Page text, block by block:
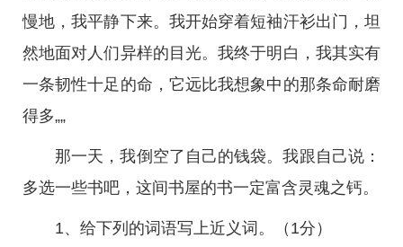
慢地，我平静下来。我开始穿着短袖汗衫出门，坦
然地面对人们异样的目光。我终于明白，我其实有
一条韧性十足的命，它远比我想象中的那条命耐磨
得多„„
那一天，我倒空了自己的钱袋。我跟自己说：
多选一些书吧，这间书屋的书一定富含灵魂之钙。
1、给下列的词语写上近义词。（1分）